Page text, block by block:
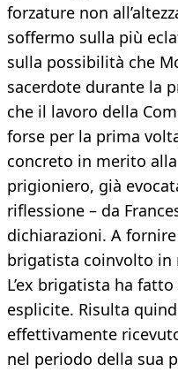
forzature non
soffermo sulla più
sulla possibilità che
sacerdote durante la
che il lavoro della
forse per la prima
concreto in merito
prigioniero, già
riflessione – da
dichiarazioni. A
brigatista coinvolto in
L’ex brigatista ha
esplicite. Risulta
effettivamente
nel periodo della sua